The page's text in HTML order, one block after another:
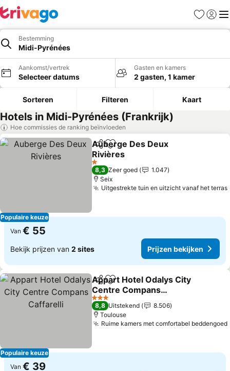
Favorieten
Bestemming
Midi-Pyrénées
Aankomst/vertrek
Selecteer datums
Gasten en kamers
2 gasten, 1 kamer
Sorteren Filteren Kaart
Hotels in Midi-Pyrénées (Frankrijk)
Hoe commissies de ranking beïnvloeden
Populaire keuze
DelenToevoegen aan favorieten
Auberge Des Deux
Rivières
Prijzen bekijken
1 Sterren
8,3 Zeer goed
1.047
Seix
Uitgestrekte tuin en uitzicht vanaf het terras
Van € 55
Bekijk prijzen van 2 sites Prijzen bekijken
Populaire keuze
DelenToevoegen aan favorieten
Appart Hotel Odalys City
Centre Compans
Caffarelli
Prijzen bekijken
3 Sterren
8,8 Uitstekend
8.506
Toulouse
Ruime kamers met comfortabel beddengoed
Van € 39